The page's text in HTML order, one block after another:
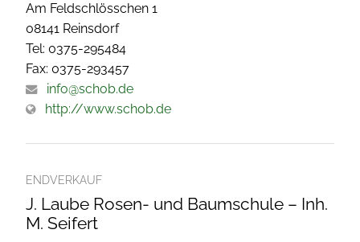
Am Feldschlösschen 1
08141 Reinsdorf
Tel: 0375-295484
Fax: 0375-293457
info@schob.de
http://www.schob.de
ENDVERKAUF
J. Laube Rosen- und Baumschule – Inh.
M. Seifert